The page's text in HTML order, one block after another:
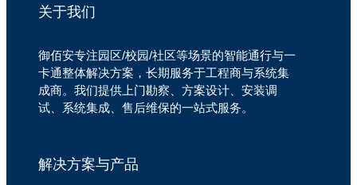
关于我们
御佰安专注园区/校园/社区等场景的智能通行与一
卡通整体解决方案，长期服务于工程商与系统集
成商。我们提供上门勘察、方案设计、安装调
试、系统集成、售后维保的一站式服务。
解决方案与产品